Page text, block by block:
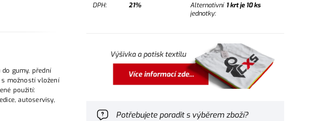
DPH:
21%
Alternativní
jednotky:
1krt je10ks
gumy, přední
možností vložení
použití:
autoservisy,
Potřebujete poradit s výběrem zboží?